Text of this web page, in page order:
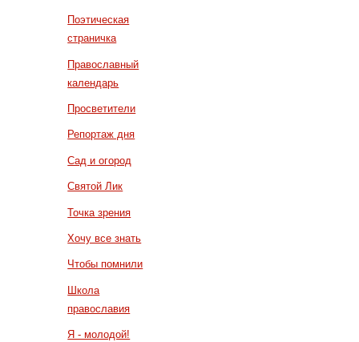
Поэтическая
страничка
Православный
календарь
Просветители
Репортаж дня
Сад и огород
Святой Лик
Точка зрения
Хочу все знать
Чтобы помнили
Школа
православия
Я - молодой!